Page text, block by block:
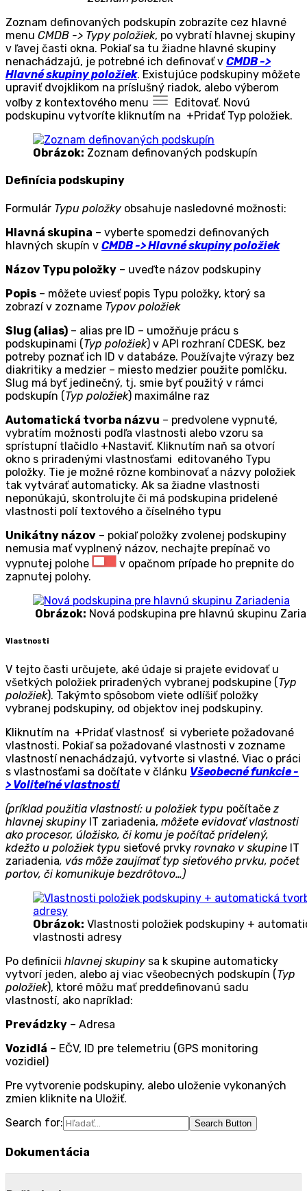
Zoznam definovaných podskupín zobrazíte cez hlavné
menu CMDB -> Typy položiek, po vybratí hlavnej skupiny
v ľavej časti okna. Pokiaľ sa tu žiadne hlavné skupiny
nenachádzajú, je potrebné ich definovať v CMDB ->
Hlavné skupiny položiek. Existujúce podskupiny môžete
upraviť dvojklikom na príslušný riadok, alebo výberom
voľby z kontextového menu
Editovať. Novú
podskupinu vytvoríte kliknutím na +Pridať Typ položiek.
Obrázok: Zoznam definovaných podskupín
Definícia podskupiny
Formulár Typu položky obsahuje nasledovné možnosti:
Hlavná skupina – vyberte spomedzi definovaných
hlavných skupín v CMDB -> Hlavné skupiny položiek
Názov Typu položky – uveďte názov podskupiny
Popis – môžete uviesť popis Typu položky, ktorý sa
zobrazí v zozname Typov položiek
Slug (alias) – alias pre ID – umožňuje prácu s
podskupinami (Typ položiek) v API rozhraní CDESK, bez
potreby poznať ich ID v databáze. Používajte výrazy bez
diakritiky a medzier – miesto medzier použite pomlčku.
Slug má byť jedinečný, tj. smie byť použitý v rámci
podskupín (Typ položiek) maximálne raz
Automatická tvorba názvu – predvolene vypnuté,
vybratím možnosti podľa vlastnosti alebo vzoru sa
sprístupní tlačidlo +Nastaviť. Kliknutím naň sa otvorí
okno s priradenými vlastnosťami editovaného Typu
položky. Tie je možné rôzne kombinovať a názvy položiek
tak vytvárať automaticky. Ak sa žiadne vlastnosti
neponúkajú, skontrolujte či má podskupina pridelené
vlastnosti polí textového a číselného typu
Unikátny názov – pokiaľ položky zvolenej podskupiny
nemusia mať vyplnený názov, nechajte prepínač vo
vypnutej polohe
v opačnom prípade ho prepnite do
zapnutej polohy.
Obrázok: Nová podskupina pre hlavnú skupinu
Vlastnosti
V tejto časti určujete, aké údaje si prajete evidovať u
všetkých položiek priradených vybranej podskupine (Typ
položiek). Takýmto spôsobom viete odlíšiť položky
vybranej podskupiny, od objektov inej podskupiny.
Kliknutím na +Pridať vlastnosť si vyberiete požadované
vlastnosti. Pokiaľ sa požadované vlastnosti v zozname
vlastností nenachádzajú, vytvorte si vlastné. Viac o práci
s vlastnosťami sa dočítate v článku Všeobecné funkcie -
> Voliteľné vlastnosti
(príklad použitia vlastností: u položiek typu počítačez
hlavnej skupiny IT zariadenia, môžete evidovať vlastnosti
ako procesor, úložisko, či komu je počítač pridelený,
kdežto u položiek typu sieťové prvky rovnako v skupine IT
zariadenia, vás môže zaujímať typ sieťového prvku, počet
portov, či komunikuje bezdrôtovo…)
Obrázok: Vlastnosti položiek podskupiny +
vlastnosti adresy
Po definícii hlavnej skupiny sa k skupine automaticky
vytvorí jeden, alebo aj viac všeobecných podskupín (Typ
položiek), ktoré môžu mať preddefinovanú sadu
vlastností, ako napríklad:
Prevádzky – Adresa
Vozidlá – EČV, ID pre telemetriu (GPS monitoring
vozidiel)
Pre vytvorenie podskupiny, alebo uloženie vykonaných
zmien kliknite na Uložiť.
Search for:
Search Button
Dokumentácia